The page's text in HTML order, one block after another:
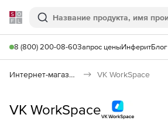
Softline
Поиск
8 (800) 200-08-60Запрос ценыИнферитБлог
Интернет-магазин VK WorkSpace
VK WorkSpace